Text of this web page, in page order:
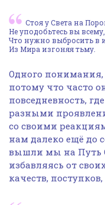
Стоя у Света на
Не уподобьтесь вы всему,
Что нужно выбросить в
Из Мира изгоняя тьму.
Одного понимания,
потому что часто
повседневность,
разными
со своими
нам далеко ещё до
вышли мы на Путь
избавляясь от
качеств,